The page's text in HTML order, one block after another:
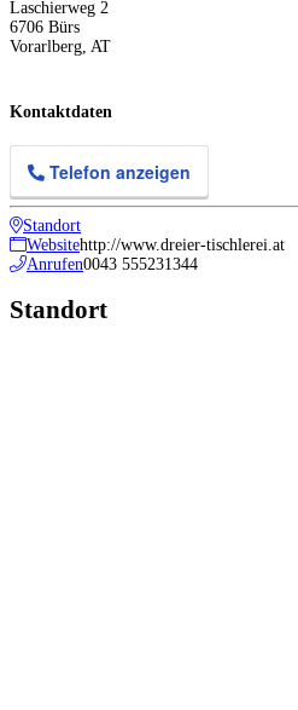
Laschierweg 2
6706 Bürs
Vorarlberg AT
Kontaktdaten
Telefon anzeigen
Standort
Websitehttp://www.dreier-tischlerei.at
Anrufen0043 555231344
Standort